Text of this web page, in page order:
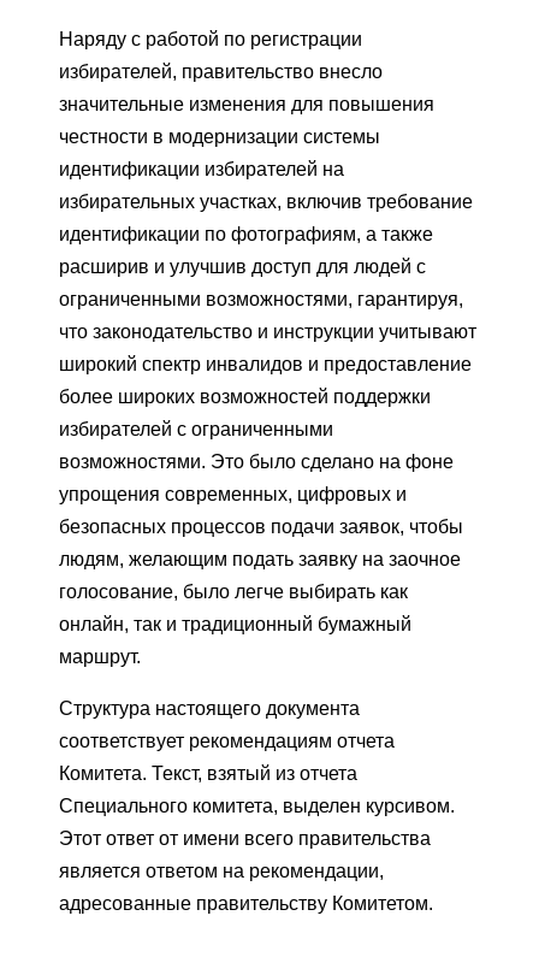
Наряду с работой по регистрации
избирателей, правительство внесло
значительные изменения для повышения
честности в модернизации системы
идентификации избирателей на
избирательных участках, включив требование
идентификации по фотографиям, а также
расширив и улучшив доступ для людей с
ограниченными возможностями, гарантируя,
что законодательство и инструкции учитывают
широкий спектр инвалидов и предоставление
более широких возможностей поддержки
избирателей с ограниченными
возможностями. Это было сделано на фоне
упрощения современных, цифровых и
безопасных процессов подачи заявок, чтобы
людям, желающим подать заявку на заочное
голосование, было легче выбирать как
онлайн, так и традиционный бумажный
маршрут.
Структура настоящего документа
соответствует рекомендациям отчета
Комитета. Текст, взятый из отчета
Специального комитета, выделен курсивом.
Этот ответ от имени всего правительства
является ответом на рекомендации,
адресованные правительству Комитетом.